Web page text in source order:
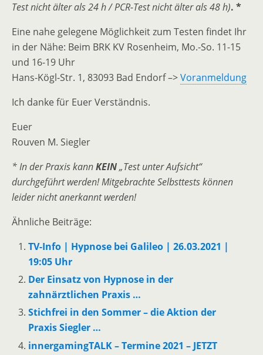
Test nicht älter als 24 h / PCR-Test nicht älter als 48 h). *
Eine nahe gelegene Möglichkeit zum Testen findet Ihr
in der Nähe: Beim BRK KV Rosenheim, Mo.-So. 11-15
und 16-19 Uhr
Hans-Kögl-Str. 1, 83093 Bad Endorf –>Voranmeldung
Ich danke für Euer Verständnis.
Euer
Rouven M. Siegler
* In der Praxis kannKEIN„Test unter Aufsicht“
durchgeführt werden! Mitgebrachte Selbsttests können
leider nicht anerkannt werden!
Ähnliche Beiträge:
TV-Info | Hypnose bei Galileo | 26.03.2021 |
19:05 Uhr
Der Einsatz von Hypnose in der
zahnärztlichen Praxis …
Stichfrei in den Sommer – die Aktion der
Praxis Siegler …
innergamingTALK – Termine 2021 – JETZT